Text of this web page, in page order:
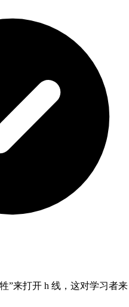
”来打开 h 线，这对学习者来